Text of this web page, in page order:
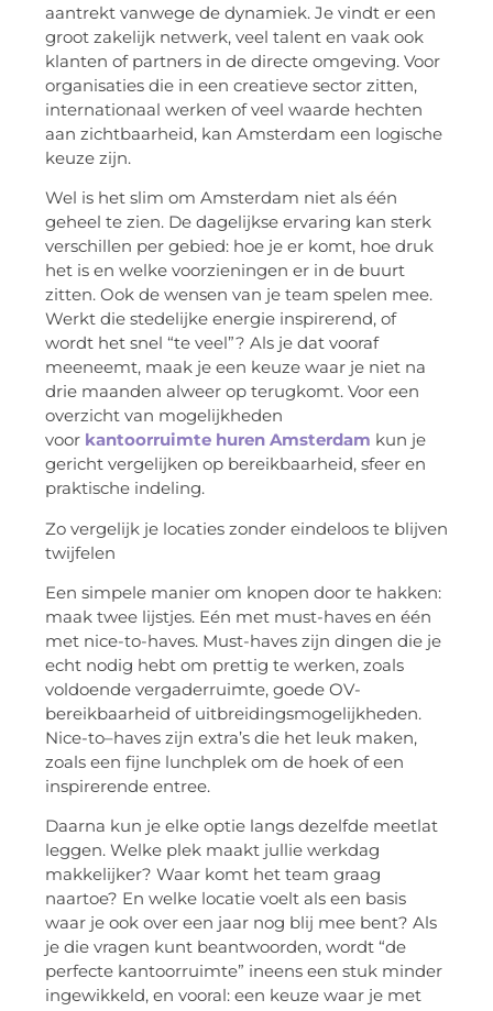
aantrekt vanwege de dynamiek. Je vindt er een
groot zakelijk netwerk, veel talent en vaak ook
klanten of partners in de directe omgeving. Voor
organisaties die in een creatieve sector zitten,
internationaal werken of veel waarde hechten
aan zichtbaarheid, kan Amsterdam een logische
keuze zijn.
Wel is het slim om Amsterdam niet als één
geheel te zien. De dagelijkse ervaring kan sterk
verschillen per gebied: hoe je er komt, hoe druk
het is en welke voorzieningen er in de buurt
zitten. Ook de wensen van je team spelen mee.
Werkt die stedelijke energie inspirerend, of
wordt het snel “te veel”? Als je dat vooraf
meeneemt, maak je een keuze waar je niet na
drie maanden alweer op terugkomt. Voor een
overzicht van mogelijkheden
voor kantoorruimte huren Amsterdam kun je
gericht vergelijken op bereikbaarheid, sfeer en
praktische indeling.
Zo vergelijk je locaties zonder eindeloos te blijven
twijfelen
Een simpele manier om knopen door te hakken:
maak twee lijstjes. Eén met must-haves en één
met nice-to-haves. Must-haves zijn dingen die je
echt nodig hebt om prettig te werken, zoals
voldoende vergaderruimte, goede OV-
bereikbaarheid of uitbreidingsmogelijkheden.
Nice-to–haves zijn extra’s die het leuk maken,
zoals een fijne lunchplek om de hoek of een
inspirerende entree.
Daarna kun je elke optie langs dezelfde meetlat
leggen. Welke plek maakt jullie werkdag
makkelijker? Waar komt het team graag
naartoe? En welke locatie voelt als een basis
waar je ook over een jaar nog blij mee bent? Als
je die vragen kunt beantwoorden, wordt “de
perfecte kantoorruimte” ineens een stuk minder
ingewikkeld, en vooral: een keuze waar je met